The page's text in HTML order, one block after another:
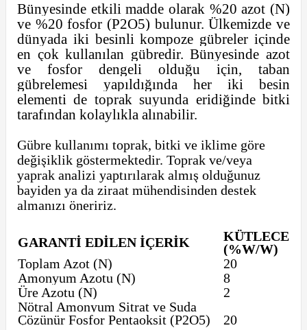
Bünyesinde etkili madde olarak %20 azot (N)
ve %20 fosfor (P2O5) bulunur. Ülkemizde ve
dünyada iki besinli kompoze gübreler içinde
en çok kullanılan gübredir. Bünyesinde azot
ve fosfor dengeli olduğu için, taban
gübrelemesi yapıldığında her iki besin
elementi de toprak suyunda eridiğinde bitki
tarafından kolaylıkla alınabilir.
Gübre kullanımı toprak, bitki ve iklime göre
değişiklik göstermektedir. Toprak ve/veya
yaprak analizi yaptırılarak almış olduğunuz
bayiden ya da ziraat mühendisinden destek
almanızı öneririz.
GARANTI EDILEN İÇERIK
KÜTLECE
(%W/W)
Toplam Azot (N)
20
Amonyum Azotu (N)
8
Üre Azotu (N)
2
Nötral Amonyum Sitrat ve Suda
Çözünür Fosfor Pentaoksit (P2O5)
20